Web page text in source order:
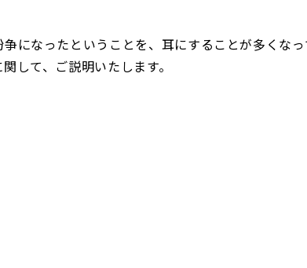
離婚問題 刑事事件
になったということを、耳にすることが多くな
して、ご説明いたします。